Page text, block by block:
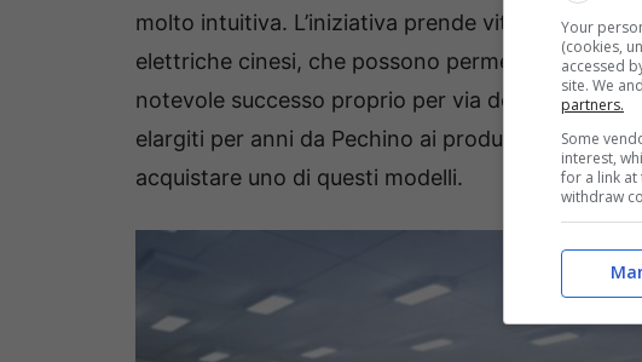
molto intuitiva. L’iniziativa prende vita
elettriche cinesi, che possono permettersi
notevole successo proprio per via della loro
elargiti per anni da Pechino ai produttori di auto
acquistare uno di questi modelli.
Your
(cookies,
accessed
site. We
partners.
Some
interest,
for a link
withdraw